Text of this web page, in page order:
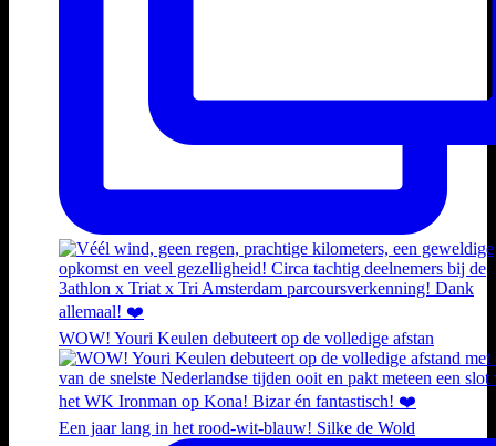
WOW! Youri Keulen debuteert op de volledige afstan
Een jaar lang in het rood-wit-blauw! Silke de Wold